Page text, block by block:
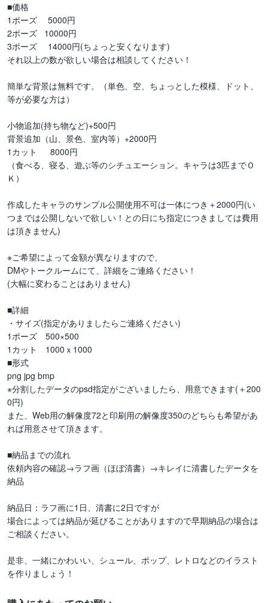
■価格
1ポーズ　 5000円
2ポーズ   10000円
3ポーズ　 14000円(ちょっと安くなります)
それ以上の数が欲しい場合は相談してください！
簡単な背景は無料です。（単色、空、ちょっとした模様、ドット、
等が必要な方は）
小物追加(持ち物など)+500円
背景追加（山、景色、室内等）+2000円
1カット 　 8000円
（食べる、寝る、遊ぶ等のシチュエーション。キャラは3匹までＯ
Ｋ）
作成したキャラのサンプル公開使用不可は一体につき＋2000円(い
つまでは公開しないで欲しい！との日にち指定につきましては費用
は頂きません)
※ご希望によって金額が異なりますので、
DMやトークルームにて、詳細をご連絡ください！
(大幅に変わることはありません)
■詳細
・サイズ(指定がありましたらご連絡ください)
1ポーズ　500×500
1カット　1000ｘ1000
■形式
png jpg bmp
※分割したデータのpsd指定がございましたら、用意できます(＋200
0円)
また、Web用の解像度72と印刷用の解像度350のどちらも希望があ
れば用意させて頂きます。
■納品までの流れ
依頼内容の確認→ラフ画（ほぼ清書）→キレイに清書したデータを
納品
納品日：ラフ画に1日、清書に2日ですが
場合によっては納品が延びることがありますので早期納品の場合は
ご相談ください。
是非、一緒にかわいい、シュール、ポップ、レトロなどのイラスト
を作りましょう！